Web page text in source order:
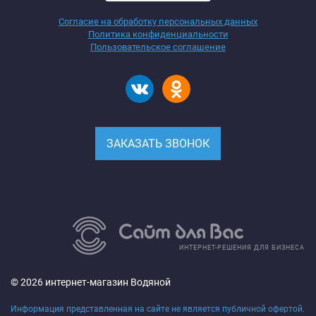
Согласие на обработку персональных данных
Политика конфиденциальности
Пользовательское соглашение
ЗАКАЗАТЬ ЗВОНОК
ИНТЕРНЕТ-РЕШЕНИЯ ДЛЯ БИЗНЕСА
© 2026 интернет-магазин Водяной
Информация представленная на сайте не является публичной офертой.